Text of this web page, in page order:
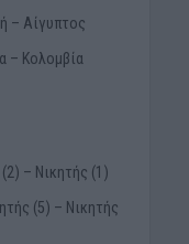
– Αίγυπτος
– Κολομβία
– Νικητής (1)
(5) – Νικητής